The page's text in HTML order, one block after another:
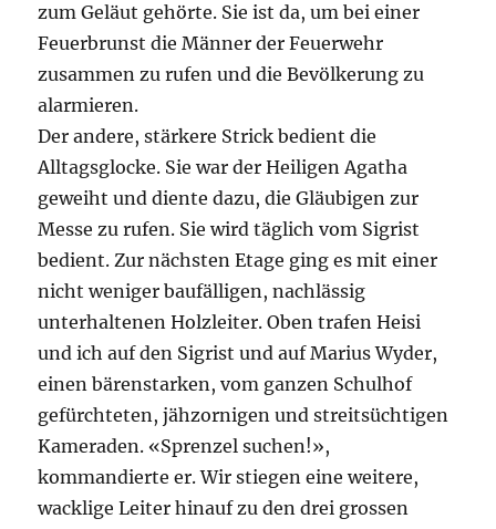
zum Geläut gehörte. Sie ist da, um bei einer
Feuerbrunst die Männer der Feuerwehr
zusammen zu rufen und die Bevölkerung zu
alarmieren.
Der andere, stärkere Strick bedient die
Alltagsglocke. Sie war der Heiligen Agatha
geweiht und diente dazu, die Gläubigen zur
Messe zu rufen. Sie wird täglich vom Sigrist
bedient. Zur nächsten Etage ging es mit einer
nicht weniger baufälligen, nachlässig
unterhaltenen Holzleiter. Oben trafen Heisi
und ich auf den Sigrist und auf Marius Wyder,
einen bärenstarken, vom ganzen Schulhof
gefürchteten, jähzornigen und streitsüchtigen
Kameraden. «Sprenzel suchen!»,
kommandierte er. Wir stiegen eine weitere,
wacklige Leiter hinauf zu den drei grossen